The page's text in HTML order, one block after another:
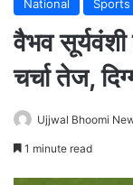
National Sports
वैभव
चर्चा तेज,
Ujjwal Bhoomi
1 minute read